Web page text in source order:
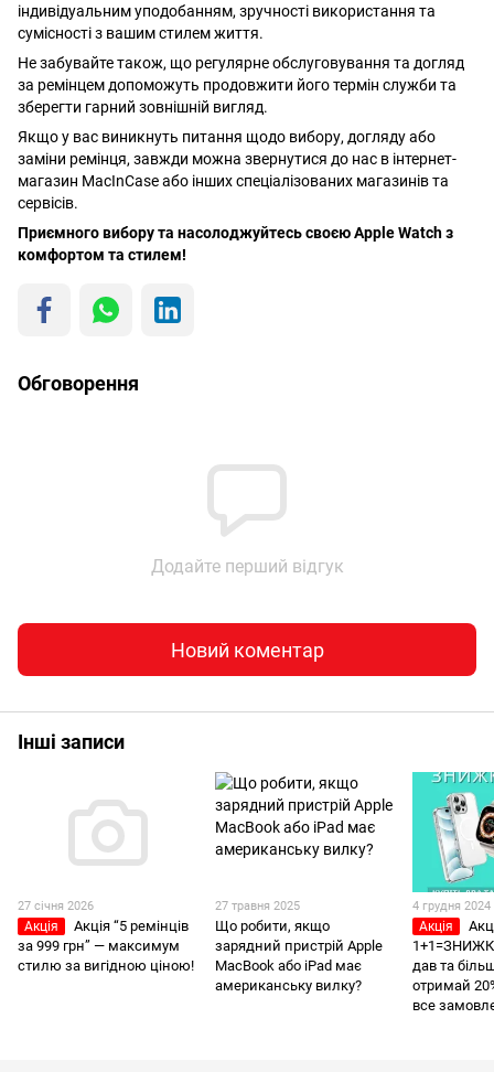
індивідуальним уподобанням, зручності використання та
сумісності з вашим стилем життя.
Не забувайте також, що регулярне обслуговування та догляд
за ремінцем допоможуть продовжити його термін служби та
зберегти гарний зовнішній вигляд.
Якщо у вас виникнуть питання щодо вибору, догляду або
заміни ремінця, завжди можна звернутися до нас в інтернет-
магазин MacInCase або інших спеціалізованих магазинів та
сервісів.
Приємного вибору та насолоджуйтесь своєю Apple Watch з
комфортом та стилем!
Обговорення
Додайте перший відгук
Новий коментар
Інші записи
27 січня 2026
Акція
Акція “5 ремінців
за 999 грн” — максимум
стилю за вигідною ціною!
27 травня 2025
Що робити, якщо
зарядний пристрій Apple
MacBook або iPad має
американську вилку?
4 грудня 2024
Акція
дав та
отримай
все